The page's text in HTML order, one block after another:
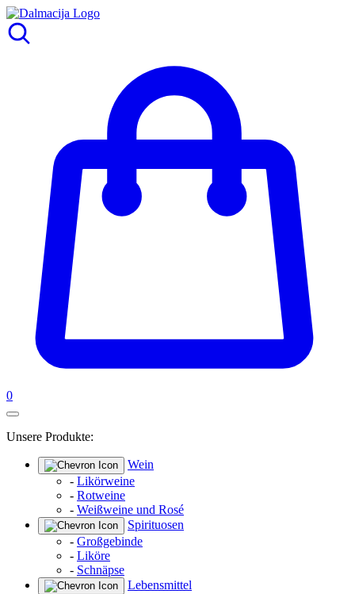
0
Unsere Produkte:
Wein
- Likörweine
- Rotweine
- Weißweine und Rosé
Spirituosen
- Großgebinde
- Liköre
- Schnäpse
Lebensmittel